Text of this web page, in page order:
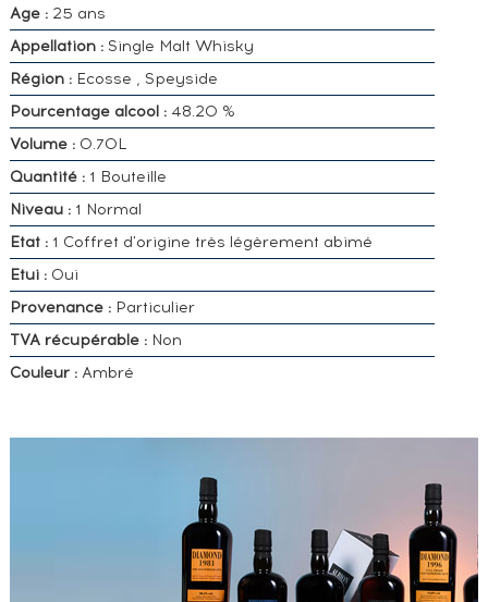
Age :25 ans
Appellation :Single Malt Whisky
Région : Ecosse , Speyside
Pourcentage alcool :48.20 %
Volume : 0.70L
Quantité :1 Bouteille
Niveau :1 Normal
Etat :1 Coffret d'origine très légèrement abimé
Etui :Oui
Provenance :Particulier
TVA récupérable :Non
Couleur :Ambré
POSSÉDEZ
SPIRITUEUX
IDENTIQUE